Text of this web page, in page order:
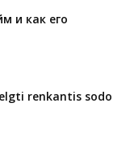
и как его
renkantis sodo